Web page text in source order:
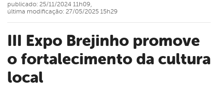
III Expo Brejinho promove
o fortalecimento da cultura
local
publicado: 25/11/2024 11h09,
última modificação: 27/05/2025 15h29